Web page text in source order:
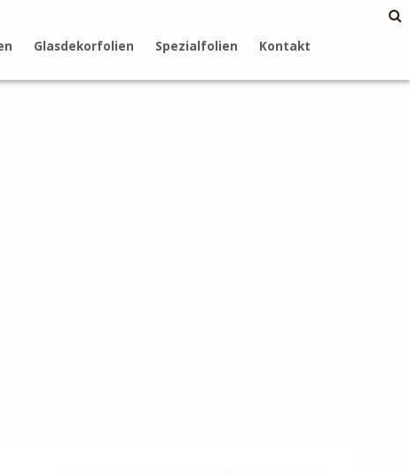
Glasdekorfolien Spezialfolien Kontakt